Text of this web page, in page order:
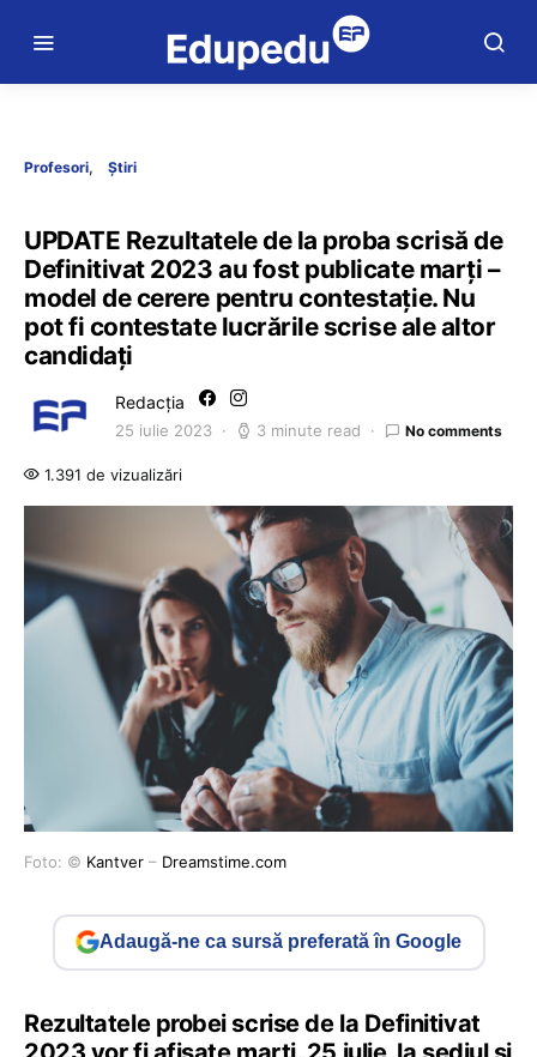
Profesori Știri
UPDATE Rezultatele de la proba scrisă de
Definitivat 2023 au fost publicate marți –
model de cerere pentru contestație. Nu
pot fi contestate lucrările scrise ale altor
candidați
Redacția
25 iulie 2023 3 minute read No comments
1.391 de vizualizări
Foto: © Kantver – Dreamstime.com
Adaugă-ne ca sursă preferată în Google
Rezultatele probei scrise de la Definitivat